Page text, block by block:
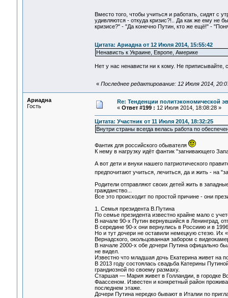
Вместо того, чтобы учиться и работать, сидят с
удивляются - откуда кризис?!.. Да как же ему не
кризисе?" - "Да конечно Путин, кто же ещё!" -
Цитата: Ариадна от 12 Июля 2014, 15:55:42
Ненависть к Украине, Европе, Америке
Нет у нас ненависти ни к кому. Не приписывайте,
« Последнее редактирование: 12 Июля 2014,
Ариадна
Гость
Re: Тенденции политэкономической
« Ответ #199 : 12 Июля 2014, 18:08:28 »
Цитата: Участник от 11 Июля 2014, 18:32:25
Внутри страны всегда велась работа по
Фантик для российского обывателя
К нему в нагрузку идёт фантик "загнивающего
А вот дети и внуки нашего патриотического
предпочитают учиться, лечиться, да и жить - на
Родители отправляют своих детей жить в
гражданство...
Все это происходит по простой причине - они
1. Семья президента В.Путина
По семье президента известно крайне мало с
В начале 90-х Путин вернувшийся в Ленинград,
В середине 90-х они вернулись в Россиию и в
Но и тут дочери не оставили немецкую стезю. Их
Вернадского, окольцованная забором с
В начале 2000-х обе дочери Путина офицально
не видел.
Известно что младшая дочь Екатерина живет на
В 2013 году состоялась свадьба Катерины
грандиозной по своему размаху.
Старшая — Мария живет в Голландии, в городке
Фаассеном. Известен и конкретный район
последнем этаже.
Дочери Путина нередко бывают в Италии по